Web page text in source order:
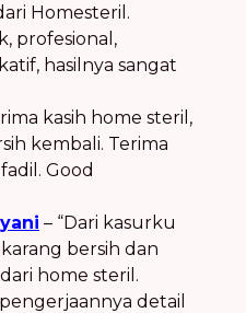
Homesteril.
profesional,
hasilnya sangat
kasih home steril,
kembali. Terima
Good
– “Dari kasurku
bersih dan
home steril.
detail